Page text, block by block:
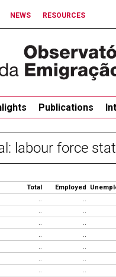
NEWS RESOURCES
Publications
labour force
Total
Employed
.. ..
.. ..
.. ..
.. ..
.. ..
.. ..
.. ..